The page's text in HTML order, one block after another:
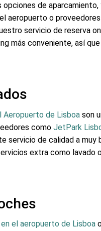
de aparcamiento,
aeropuerto o
servicio de reserva
más conveniente, así
Aeropuerto de Lisboa son
como JetPark
servicio de calidad a muy
extra como lavado
el aeropuerto de Lisboa